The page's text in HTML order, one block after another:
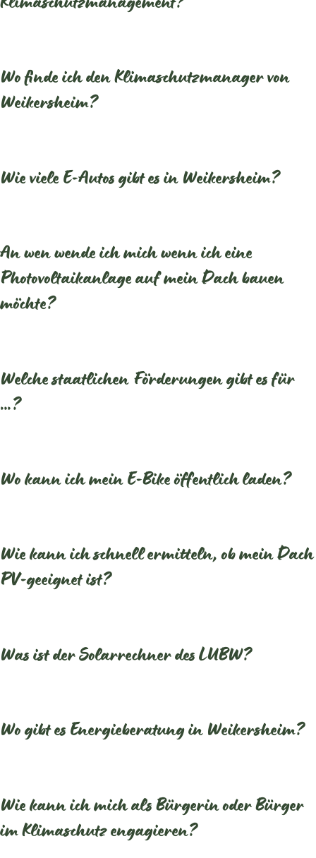
Klimaschutzmanagement?
Wo finde ich den Klimaschutzmanager von
Weikersheim?
Wie viele E-Autos gibt es in Weikersheim?
An wen wende ich mich wenn ich eine
Photovoltaikanlage auf mein Dach bauen
möchte?
Welche staatlichen Förderungen gibt es für
…?
Wo kann ich mein E-Bike öffentlich laden?
Wie kann ich schnell ermitteln, ob mein Dach
PV-geeignet ist?
Was ist der Solarrechner des LUBW?
Wo gibt es Energieberatung in Weikersheim?
Wie kann ich mich als Bürgerin oder Bürger
im Klimaschutz engagieren?